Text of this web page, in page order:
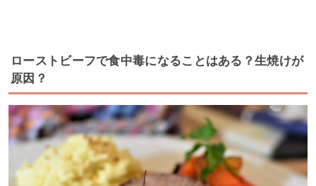
ローストビーフで食中毒になることはある？生焼けが
原因？